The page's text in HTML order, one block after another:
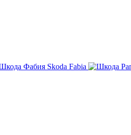
Skoda Fabia